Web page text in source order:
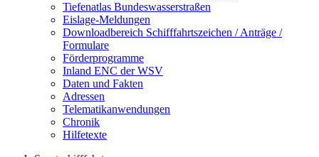
Tiefenatlas Bundeswasserstraßen
Eislage-Meldungen
Downloadbereich Schifffahrtszeichen / Anträge /
Formulare
Förderprogramme
Inland ENC der WSV
Daten und Fakten
Adressen
Telematikanwendungen
Chronik
Hilfetexte